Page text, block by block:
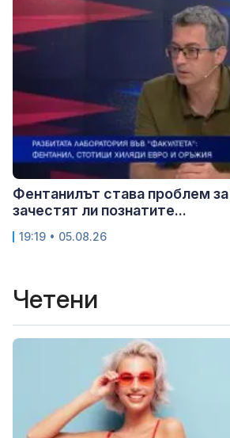
Фентанилът става проблем
зачестят ли познатите...
19:19 • 05.08.26
Четени